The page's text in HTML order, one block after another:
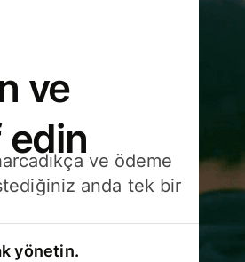
ve
edinve ödeme
anda tek bir
yönetin.